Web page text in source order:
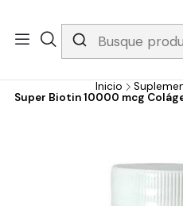
Whatsapp 3229079958/ Fijo
gratis apartir de 199.000!
Inicio
Super Biotin 10000 mcg